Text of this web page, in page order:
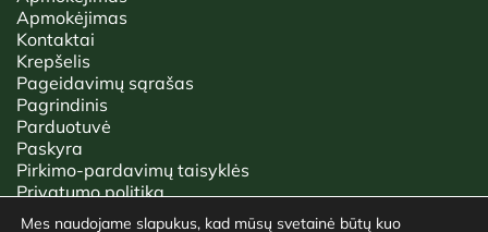
Apmokėjimas
Kontaktai
Krepšelis
Pageidavimų sąrašas
Pagrindinis
Parduotuvė
Paskyra
Pirkimo-pardavimų taisyklės
Privatumo politika
Tinklaraštis
Mes naudojame slapukus, kad mūsų svetainė būtų kuo